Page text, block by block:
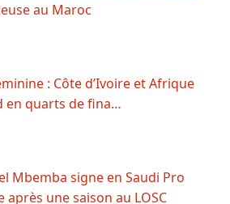
au Maroc
: Côte d’Ivoire et Afrique
en quarts de fina…
Mbemba signe en Saudi Pro
après une saison au LOSC